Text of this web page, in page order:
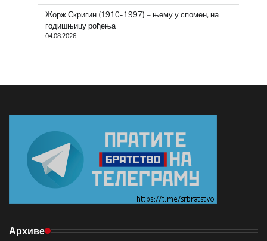
Жорж Скригин (1910-1997) – њему у спомен, на
годишњицу рођења
04.08.2026
Архиве